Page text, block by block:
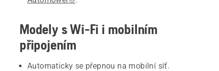
Modely s Wi-Fi i mobilním
připojením
Automaticky se přepnou na mobilní síť.